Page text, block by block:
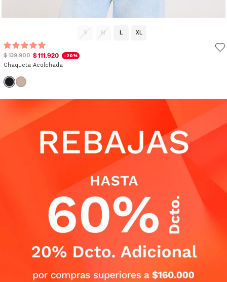
S M L XL
$ 139.900 $ 111.920 -20%
Chaqueta Acolchada